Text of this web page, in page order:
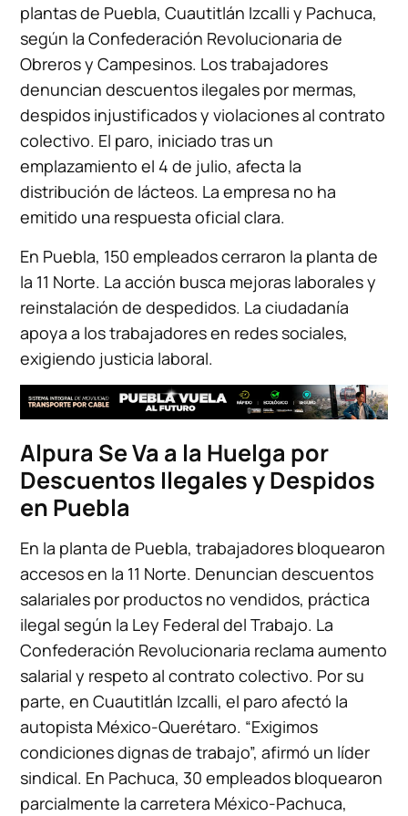
plantas de Puebla, Cuautitlán Izcalli y Pachuca,
según la Confederación Revolucionaria de
Obreros y Campesinos. Los trabajadores
denuncian descuentos ilegales por mermas,
despidos injustificados y violaciones al contrato
colectivo. El paro, iniciado tras un
emplazamiento el 4 de julio, afecta la
distribución de lácteos. La empresa no ha
emitido una respuesta oficial clara.
En Puebla, 150 empleados cerraron la planta de
la 11 Norte. La acción busca mejoras laborales y
reinstalación de despedidos. La ciudadanía
apoya a los trabajadores en redes sociales,
exigiendo justicia laboral.
Alpura Se Va a la Huelga por
Descuentos Ilegales y Despidos
en Puebla
En la planta de Puebla, trabajadores bloquearon
accesos en la 11 Norte. Denuncian descuentos
salariales por productos no vendidos, práctica
ilegal según la Ley Federal del Trabajo. La
Confederación Revolucionaria reclama aumento
salarial y respeto al contrato colectivo. Por su
parte, en Cuautitlán Izcalli, el paro afectó la
autopista México-Querétaro. “Exigimos
condiciones dignas de trabajo”, afirmó un líder
sindical. En Pachuca, 30 empleados bloquearon
parcialmente la carretera México-Pachuca,